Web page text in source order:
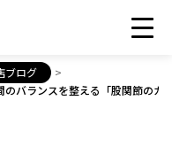
ブログ
>
のバランスを整える「股関節のガ